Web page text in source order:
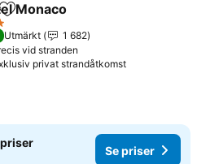
Lägg till i Mina Favoriter
Monaco
Utmärkt
1 682
vid stranden
privat strandåtkomstSe priser
Se priser